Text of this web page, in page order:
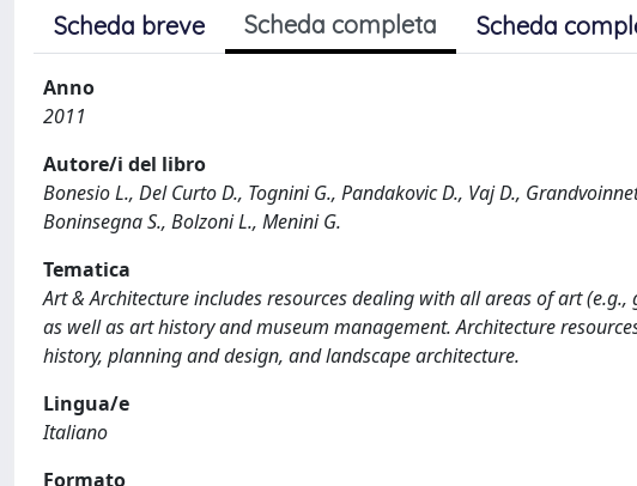
Scheda breve Scheda completa Scheda
Anno
2011
Autore/i del libro
Bonesio L., Del Curto D., Tognini G., Pandakovic D., Vaj D.,
Boninsegna S., Bolzoni L., Menini G.
Tematica
Art & Architecture includes resources dealing with all areas of art
as well as art history and museum management. Architecture
history, planning and design, and landscape architecture.
Lingua/e
Italiano
Formato